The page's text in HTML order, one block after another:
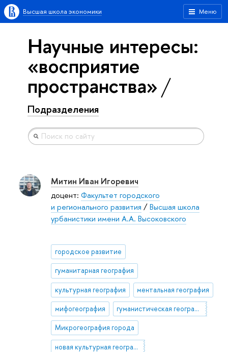
Меню
Высшая школа экономики
Научные интересы:
«восприятие
пространства»
Подразделения
Митин Иван Игоревич
доцент: Факультет городского
и регионального развития /Высшая школа
урбанистики имени А.А. Высоковского
городское развитие
гуманитарная география
культурная география ментальная география
мифогеография гуманистическая география
Микрогеография города
новая культурная география